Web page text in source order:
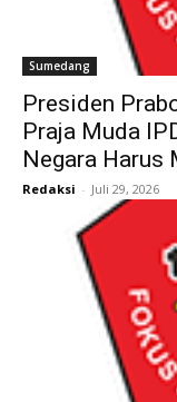
Sumedang
Presiden
Praja Muda
Negara Harus
Redaksi - Juli 29, 2026